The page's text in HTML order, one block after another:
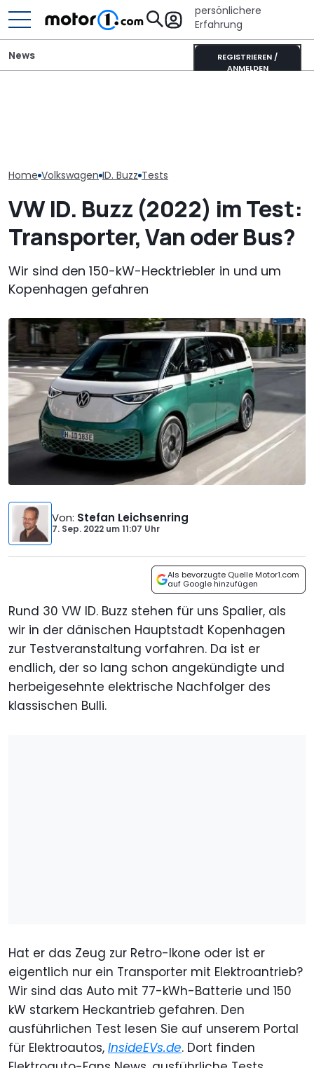
persönlichere
Erfahrung
REGISTRIEREN /
ANMELDEN
News
Home Volkswagen ID. Buzz Tests
VW ID. Buzz (2022) im Test:
Transporter, Van oder Bus?
Wir sind den 150-kW-Hecktriebler in und um
Kopenhagen gefahren
Von: Stefan Leichsenring
7. Sep. 2022 um11:07 Uhr
Als bevorzugte Quelle Motor1.com
auf Google hinzufügen
Rund 30 VW ID. Buzz stehen für uns Spalier, als
wir in der dänischen Hauptstadt Kopenhagen
zur Testveranstaltung vorfahren. Da ist er
endlich, der so lang schon angekündigte und
herbeigesehnte elektrische Nachfolger des
klassischen Bulli.
Hat er das Zeug zur Retro-Ikone oder ist er
eigentlich nur ein Transporter mit Elektroantrieb?
Wir sind das Auto mit 77-kWh-Batterie und 150
kW starkem Heckantrieb gefahren. Den
ausführlichen Test lesen Sie auf unserem Portal
für Elektroautos, InsideEVs.de. Dort finden